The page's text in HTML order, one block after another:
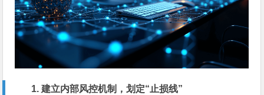
1. 建立内部风控机制，划定“止损线”